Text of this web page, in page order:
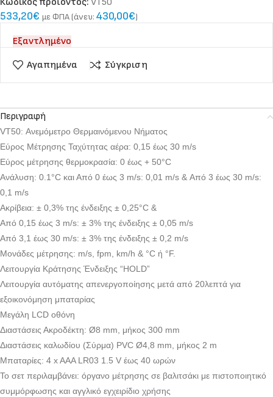
Κωδικός προϊόντος: VT50
533,20€ με ΦΠΑ (άνευ: 430,00€)
Εξαντλημένο
Αγαπημένα Σύγκριση
Περιγραφή
VT50: Ανεμόμετρο Θερμαινόμενου Νήματος
Εύρος Μέτρησης Ταχύτητας αέρα: 0,15 έως 30 m/s
Εύρος μέτρησης θερμοκρασία: 0 έως + 50°C
Ανάλυση: 0.1°C και Από 0 έως 3 m/s: 0,01 m/s & Από 3 έως 30 m/s:
0,1 m/s
Ακρίβεια: ± 0,3% της ένδειξης ± 0,25°C &
Από 0,15 έως 3 m/s: ± 3% της ένδειξης ± 0,05 m/s
Από 3,1 έως 30 m/s: ± 3% της ένδειξης ± 0,2 m/s
Μονάδες μέτρησης: m/s, fpm, km/h & °C ή °F.
Λειτουργία Κράτησης Ένδειξης “HOLD”
Λειτουργία αυτόματης απενεργοποίησης μετά από 20λεπτά για
εξοικονόμηση μπαταρίας
Μεγάλη LCD οθόνη
Διαστάσεις Ακροδέκτη: Ø8 mm, μήκος 300 mm
Διαστάσεις καλωδίου (Σύρμα) PVC Ø4,8 mm, μήκος 2 m
Μπαταρίες: 4 x AAA LR03 1.5 V έως 40 ωρών
Το σετ περιλαμβάνει: όργανο μέτρησης σε βαλιτσάκι με πιστοποιητικό
συμμόρφωσης και αγγλικό εγχειρίδιο χρήσης